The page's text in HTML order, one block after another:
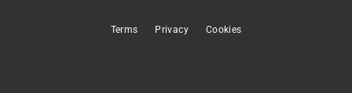
Terms Privacy Cookies